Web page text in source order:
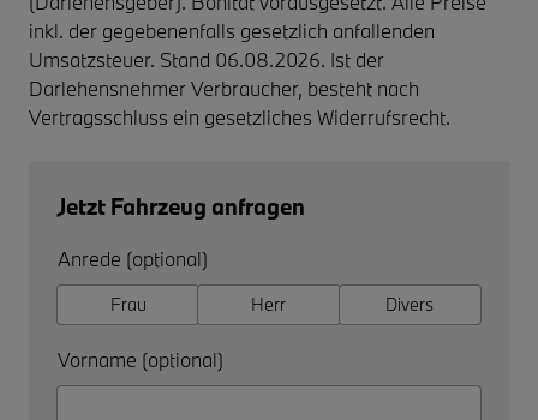
inkl. der gegebenenfalls gesetzlich anfallenden
Umsatzsteuer. Stand 06.08.2026. Ist der
Darlehensnehmer Verbraucher, besteht nach
Vertragsschluss ein gesetzliches Widerrufsrecht.
Jetzt Fahrzeug anfragen
Anrede (optional)
Frau Herr Divers
Vorname (optional)